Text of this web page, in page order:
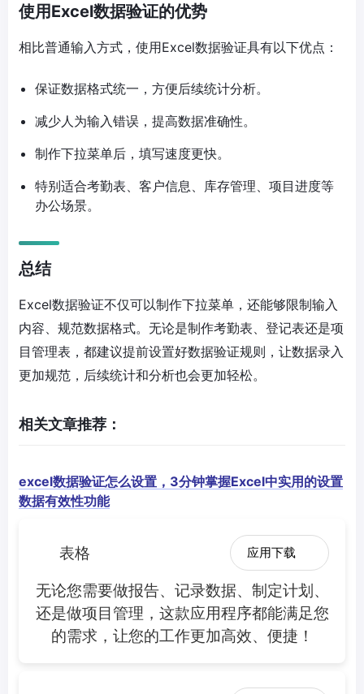
使用Excel数据验证的优势
相比普通输入方式，使用Excel数据验证具有以下优点：
保证数据格式统一，方便后续统计分析。
减少人为输入错误，提高数据准确性。
制作下拉菜单后，填写速度更快。
特别适合考勤表、客户信息、库存管理、项目进度等
办公场景。
总结
Excel数据验证不仅可以制作下拉菜单，还能够限制输入
内容、规范数据格式。无论是制作考勤表、登记表还是项
目管理表，都建议提前设置好数据验证规则，让数据录入
更加规范，后续统计和分析也会更加轻松。
相关文章推荐：
excel数据验证怎么设置，3分钟掌握Excel中实用的设置
数据有效性功能
表格 应用下载
无论您需要做报告、记录数据、制定计划、
还是做项目管理，这款应用程序都能满足您
的需求，让您的工作更加高效、便捷！